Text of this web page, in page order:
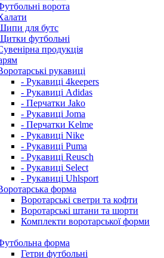
ворота
для бутс
футбольні
продукція
рукавиці
- Рукавиці 4keepers
- Рукавиці Adidas
- Перчатки Jako
- Рукавиці Joma
- Перчатки Kelme
- Рукавиці Nike
- Рукавиці Puma
- Рукавиці Reusch
- Рукавиці Select
- Рукавиці Uhlsport
форма
Воротарські светри та кофти
Воротарські штани та шорти
Комплекти воротарської форми
форма
Гетри футбольні